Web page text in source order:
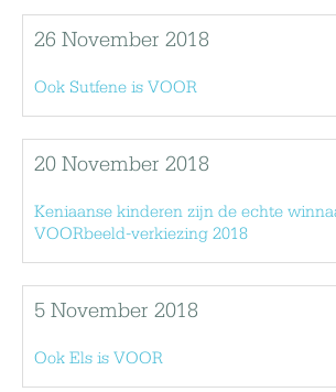
26 November 2018
Ook Sutfene is VOOR
20 November 2018
Keniaanse kinderen zijn de echte
VOORbeeld-verkiezing 2018
5 November 2018
Ook Els is VOOR